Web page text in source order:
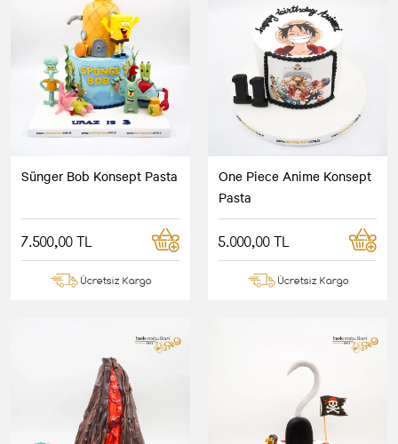
Sünger Bob Konsept Pasta
7.500,00 TL
Ücretsiz Kargo
One Piece Anime Konsept
Pasta
5.000,00 TL
Ücretsiz Kargo